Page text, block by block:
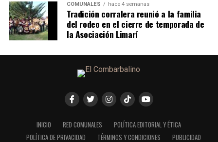
COMUNALES hace 4 semanas
Tradición corralera reunió a la familia
del rodeo en el cierre de temporada de
la Asociación Limarí
INICIO RED COMUNALES
POLÍTICA EDITORIAL Y ÉTICA
POLÍTICA DE PRIVACIDAD
TÉRMINOS Y CONDICIONES PUBLICIDAD